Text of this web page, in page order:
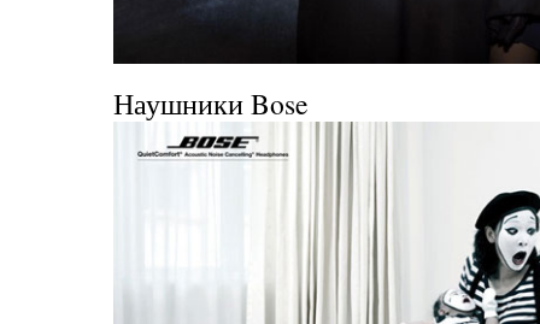
Наушники Bose